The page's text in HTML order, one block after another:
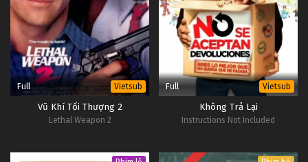
Full Vietsub
Vũ Khí Tối Thượng 2
Lethal Weapon 2
Full Vietsub
Không Trả Lại
Instructions Not Included